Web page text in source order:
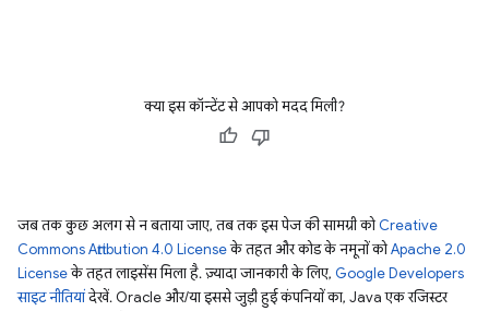
क्या इस कॉन्टेंट से आपको मदद मिली?
जब तक कुछ अलग से न बताया जाए, तब तक इस पेज की सामग्री कोCreative
Commons Attribution 4.0 Licenseके तहत और कोड के नमूनों कोApache 2.0
Licenseके तहत लाइसेंस मिला है. ज़्यादा जानकारी के लिए, Google Developers
साइट नीतियांदेखें. Oracle और/या इससे जुड़ी हुई कंपनियों का, Java एक रजिस्टर